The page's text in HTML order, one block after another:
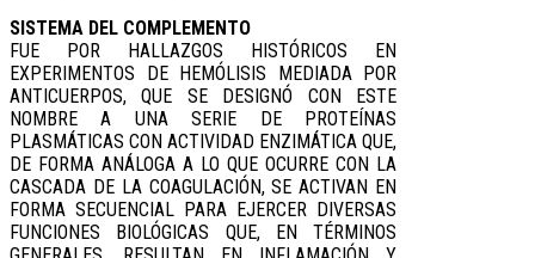
SISTEMA DEL COMPLEMENTO
FUE POR HALLAZGOS HISTÓRICOS EN
EXPERIMENTOS DE HEMÓLISIS MEDIADA POR
ANTICUERPOS, QUE SE DESIGNÓ CON ESTE
NOMBRE A UNA SERIE DE PROTEÍNAS
PLASMÁTICAS CON ACTIVIDAD ENZIMÁTICA QUE,
DE FORMA ANÁLOGA A LO QUE OCURRE CON LA
CASCADA DE LA COAGULACIÓN, SE ACTIVAN EN
FORMA SECUENCIAL PARA EJERCER DIVERSAS
FUNCIONES BIOLÓGICAS QUE, EN TÉRMINOS